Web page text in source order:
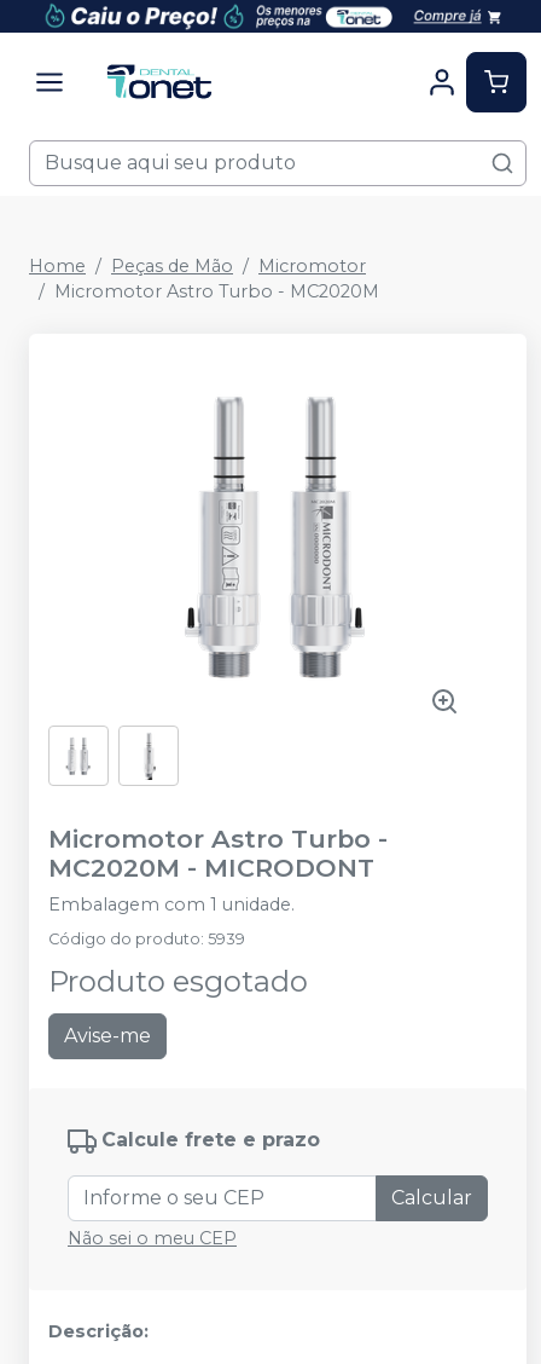
Home Peças de Mão
Micromotor
Micromotor Astro Turbo - MC2020M
Micromotor Astro Turbo -
MC2020M - MICRODONT
Embalagem com 1 unidade.
Código do produto: 5939
Produto esgotado
Avise-me
Calcule frete e prazo
Calcular
Não sei o meu CEP
Descrição: